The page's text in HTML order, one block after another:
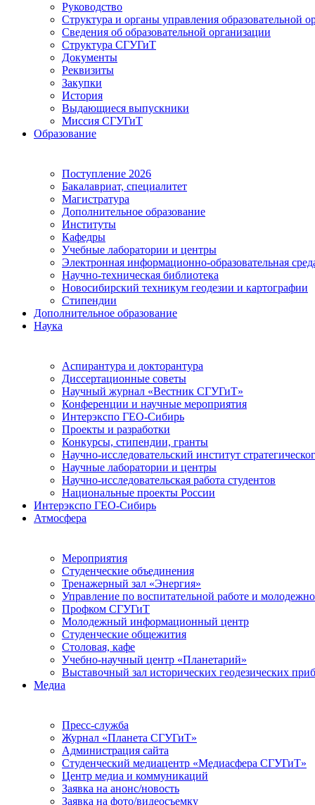
Руководство
Структура и органы управления образовательной
Сведения об образовательной организации
Структура СГУГиТ
Документы
Реквизиты
Закупки
История
Выдающиеся выпускники
Миссия СГУГиТ
Образование
Поступление 2026
Бакалавриат, специалитет
Магистратура
Дополнительное образование
Институты
Кафедры
Учебные лаборатории и центры
Электронная информационно-образовательная
Научно-техническая библиотека
Новосибирский техникум геодезии и картографии
Стипендии
Дополнительное образование
Наука
Аспирантура и докторантура
Диссертационные советы
Научный журнал «Вестник СГУГиТ»
Конференции и научные мероприятия
Интерэкспо ГЕО-Сибирь
Проекты и разработки
Конкурсы, стипендии, гранты
Научно-исследовательский институт
Научные лаборатории и центры
Научно-исследовательская работа студентов
Национальные проекты России
Интерэкспо ГЕО-Сибирь
Атмосфера
Мероприятия
Студенческие объединения
Тренажерный зал «Энергия»
Управление по воспитательной работе и
Профком СГУГиТ
Молодежный информационный центр
Студенческие общежития
Столовая, кафе
Учебно-научный центр «Планетарий»
Выставочный зал исторических геодезических
Медиа
Пресс-служба
Журнал «Планета СГУГиТ»
Администрация сайта
Студенческий медиацентр «Медиасфера СГУГиТ»
Центр медиа и коммуникаций
Заявка на анонс/новость
Заявка на фото/видеосъемку